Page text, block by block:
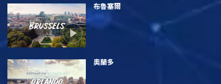
布魯塞爾
奧蘭多